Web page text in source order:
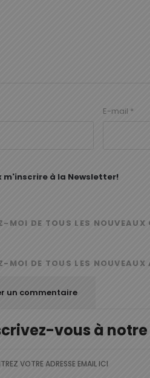
E-mail *
m'inscrire à la Newsletter!
MOI DE TOUS LES
MOI DE TOUS LES
vous à